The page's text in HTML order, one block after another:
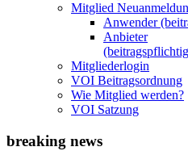
Mitglied
Anwender
Anbieter
Mitgliederlogin
VOI Beitragsordnung
Wie Mitglied werden?
VOI Satzung
breaking news